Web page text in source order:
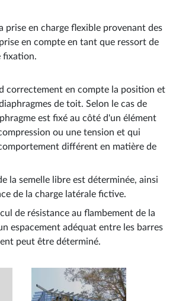
prise en charge flexible provenant des
en compte en tant que ressort de
fixation.
correctement en compte la position et
de toit. Selon le cas de
est fixé au côté d'un élément
ou une tension et qui
différent en matière de
la semelle libre est déterminée, ainsi
de la charge latérale fictive.
de résistance au flambement de la
espacement adéquat entre les barres
peut être déterminé.